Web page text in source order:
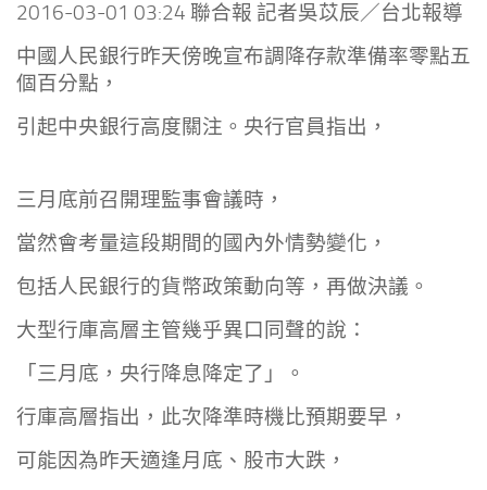
2016-03-01 03:24 聯合報 記者吳苡辰／台北報導
中國人民銀行昨天傍晚宣布調降存款準備率零點五
個百分點，
引起中央銀行高度關注。央行官員指出，
三月底前召開理監事會議時，
當然會考量這段期間的國內外情勢變化，
包括人民銀行的貨幣政策動向等，再做決議。
大型行庫高層主管幾乎異口同聲的說：
「三月底，央行降息降定了」。
行庫高層指出，此次降準時機比預期要早，
可能因為昨天適逢月底、股市大跌，